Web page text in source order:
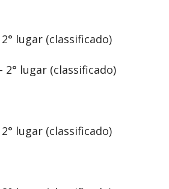
lugar (classificado)
2° lugar (classificado)
lugar (classificado)